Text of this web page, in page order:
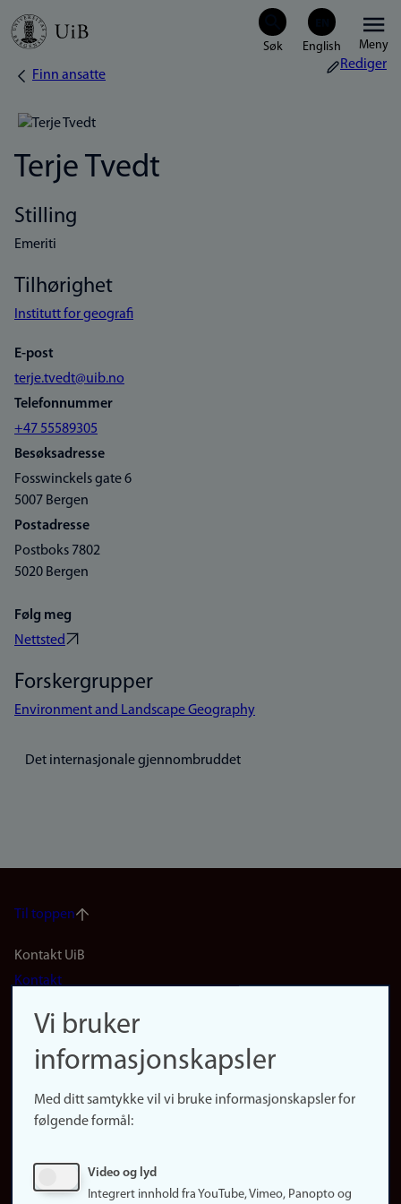
Hopp
Meny
Navigasjonssti
Finn ansatte
Rediger
Terje Tvedt
Stilling
Emeriti
Tilhørighet
Institutt for geografi
E-post
terje.tvedt@uib.no
Telefonnummer
+47 55589305
Besøksadresse
Fosswinckels gate 6
5007 Bergen
Postadresse
Postboks 7802
5020 Bergen
Følg meg
Nettsted
Forskergrupper
Environment and Landscape Geography
Det internasjonale gjennombruddet
Til toppen
Footer
(no)
Kontakt UiB
Kontakt
Finn forsker
Presse
Finn studier
Ledige stillinger
Vi bruker
informasjonskapsler
Med ditt samtykke vil vi bruke informasjonskapsler for
følgende formål:
Video og lyd
Integrert innhold fra YouTube, Vimeo, Panopto og